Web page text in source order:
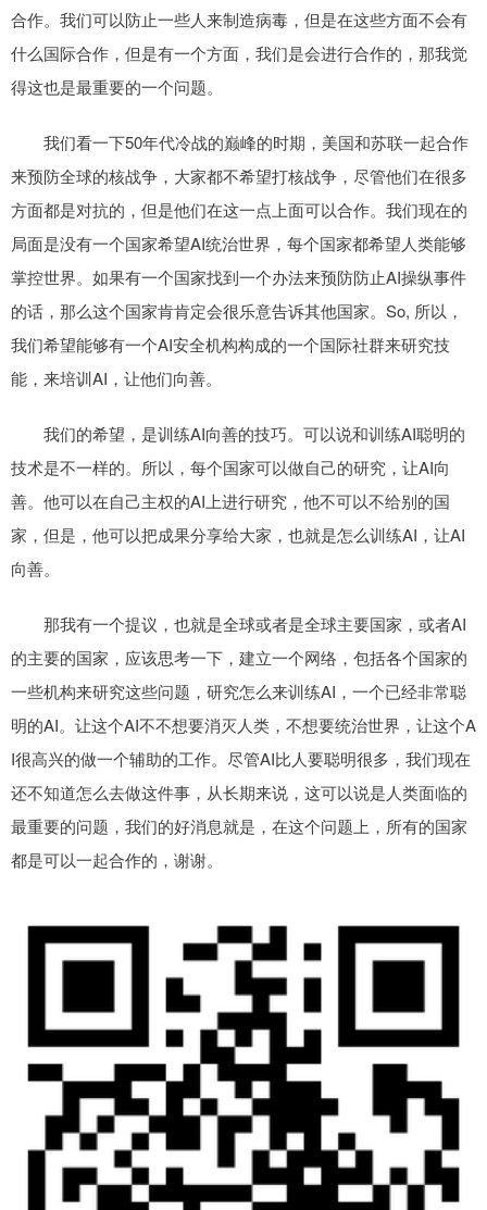
合作。我们可以防止一些人来制造病毒，但是在这些方面不会有
什么国际合作，但是有一个方面，我们是会进行合作的，那我觉
得这也是最重要的一个问题。
我们看一下50年代冷战的巅峰的时期，美国和苏联一起合作
来预防全球的核战争，大家都不希望打核战争，尽管他们在很多
方面都是对抗的，但是他们在这一点上面可以合作。我们现在的
局面是没有一个国家希望AI统治世界，每个国家都希望人类能够
掌控世界。如果有一个国家找到一个办法来预防防止AI操纵事件
的话，那么这个国家肯肯定会很乐意告诉其他国家。So, 所以，
我们希望能够有一个AI安全机构构成的一个国际社群来研究技
能，来培训AI，让他们向善。
我们的希望，是训练AI向善的技巧。可以说和训练AI聪明的
技术是不一样的。所以，每个国家可以做自己的研究，让AI向
善。他可以在自己主权的AI上进行研究，他不可以不给别的国
家，但是，他可以把成果分享给大家，也就是怎么训练AI，让AI
向善。
那我有一个提议，也就是全球或者是全球主要国家，或者AI
的主要的国家，应该思考一下，建立一个网络，包括各个国家的
一些机构来研究这些问题，研究怎么来训练AI，一个已经非常聪
明的AI。让这个AI不不想要消灭人类，不想要统治世界，让这个A
I很高兴的做一个辅助的工作。尽管AI比人要聪明很多，我们现在
还不知道怎么去做这件事，从长期来说，这可以说是人类面临的
最重要的问题，我们的好消息就是，在这个问题上，所有的国家
都是可以一起合作的，谢谢。